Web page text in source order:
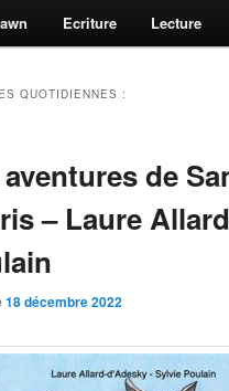
Ecriture Lecture
QUOTIDIENNES :
de
– Laure
18 décembre 2022